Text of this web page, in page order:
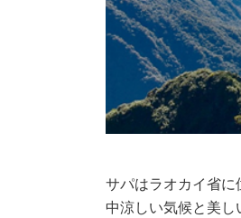
サパはラオカイ省
中涼しい気候と美し